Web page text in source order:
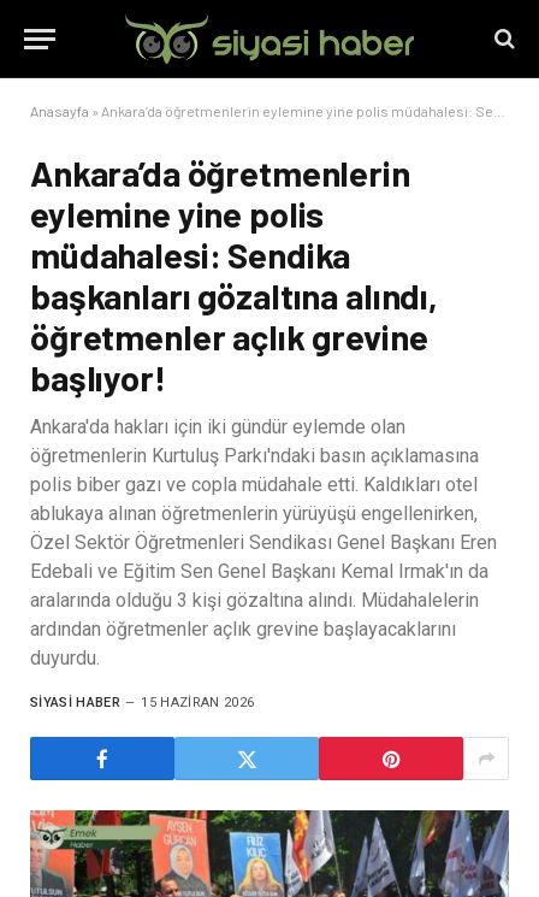
Anasayfa » Ankara’da öğretmenlerin eylemine yine polis müdahalesi: Sendika başkanları gözaltına alındı, öğretmenler açlık grevine başlıyor!
Ankara’da öğretmenlerin
eylemine yine polis
müdahalesi: Sendika
başkanları gözaltına alındı,
öğretmenler açlık grevine
başlıyor!
Ankara'da hakları için iki gündür eylemde olan
öğretmenlerin Kurtuluş Parkı'ndaki basın açıklamasına
polis biber gazı ve copla müdahale etti. Kaldıkları otel
ablukaya alınan öğretmenlerin yürüyüşü engellenirken,
Özel Sektör Öğretmenleri Sendikası Genel Başkanı Eren
Edebali ve Eğitim Sen Genel Başkanı Kemal Irmak'ın da
aralarında olduğu 3 kişi gözaltına alındı. Müdahalelerin
ardından öğretmenler açlık grevine başlayacaklarını
duyurdu.
SIYASI HABER 15 HAZIRAN 2026